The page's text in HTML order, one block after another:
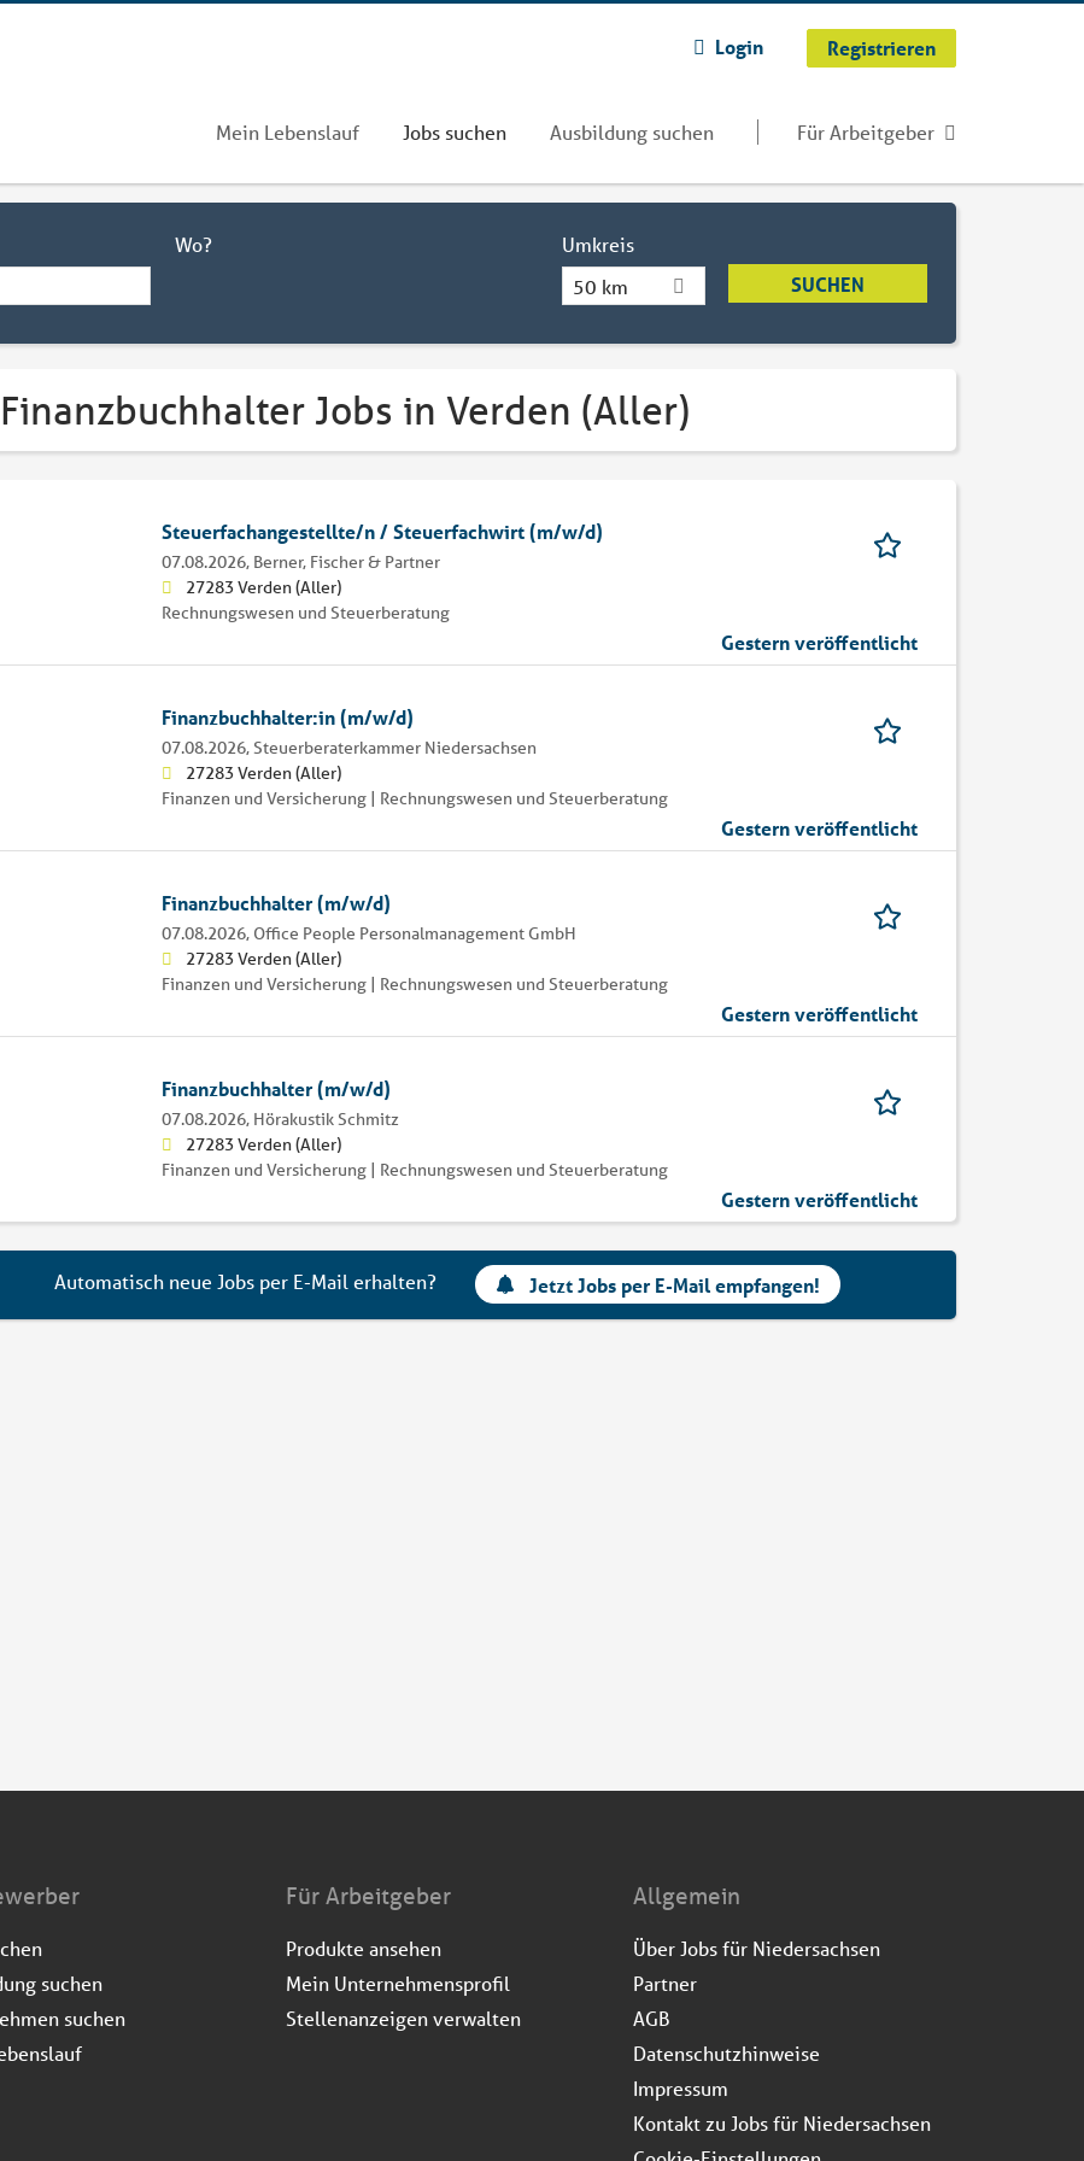
Login Registrieren
Mein Lebenslauf Jobs suchen Ausbildung suchen Für Arbeitgeber
Wo?
Umkreis
50 km
Jobs in Verden (Aller)
Steuerfachangestellte/n / Steuerfachwirt (m/w/d)
07.08.2026, Berner, Fischer & Partner
27283 Verden (Aller)
Rechnungswesen und Steuerberatung
Gestern veröffentlicht
Finanzbuchhalter:in (m/w/d)
07.08.2026, Steuerberaterkammer Niedersachsen
27283 Verden (Aller)
Finanzen und Versicherung | Rechnungswesen und Steuerberatung
Gestern veröffentlicht
Finanzbuchhalter (m/w/d)
07.08.2026, Office People Personalmanagement GmbH
27283 Verden (Aller)
Finanzen und Versicherung | Rechnungswesen und Steuerberatung
Gestern veröffentlicht
Finanzbuchhalter (m/w/d)
07.08.2026, Hörakustik Schmitz
27283 Verden (Aller)
Finanzen und Versicherung | Rechnungswesen und Steuerberatung
Gestern veröffentlicht
Automatisch neue Jobs per E-Mail erhalten? Jetzt Jobs per E-Mail empfangen!
suchen
suchen
Für Arbeitgeber
Produkte ansehen
Mein Unternehmensprofil
Stellenanzeigen verwalten
Allgemein
Über Jobs für Niedersachsen
Partner
AGB
Datenschutzhinweise
Impressum
Kontakt zu Jobs für Niedersachsen